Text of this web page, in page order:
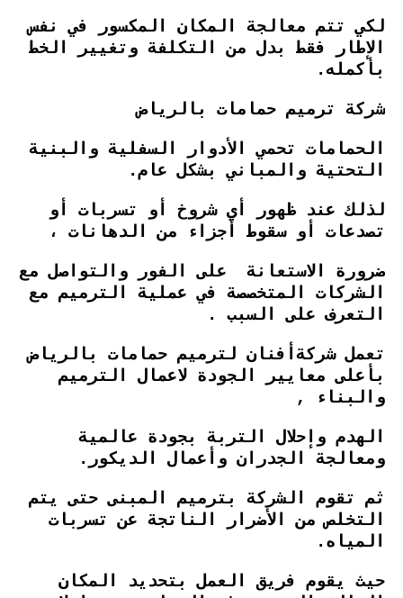
لكي تتم معالجة المكان المكسور في نفس
الإطار فقط بدل من التكلفة وتغيير الخط
بأكمله.
شركة ترميم حمامات بالرياض
الحمامات تحمي الأدوار السفلية والبنية
التحتية والمباني بشكل عام.
لذلك عند ظهور أي شروخ أو تسربات أو
تصدعات أو سقوط أجزاء من الدهانات ،
ضرورة الاستعانة على الفور والتواصل مع
الشركات المتخصصة في عملية الترميم مع
التعرف على السبب .
تعمل شركةأفنان لترميم حمامات بالرياض
بأعلى معايير الجودة لاعمال الترميم
والبناء ,
الهدم وإحلال التربة بجودة عالمية
ومعالجة الجدران وأعمال الديكور.
ثم تقوم الشركة بترميم المبنى حتى يتم
التخلص من الأضرار الناتجة عن تسربات
المياه.
حيث يقوم فريق العمل بتحديد المكان